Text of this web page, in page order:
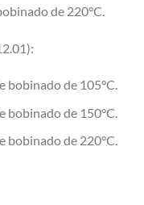
de 220°C.
bobinado de 105°C.
bobinado de 150°C.
bobinado de 220°C.